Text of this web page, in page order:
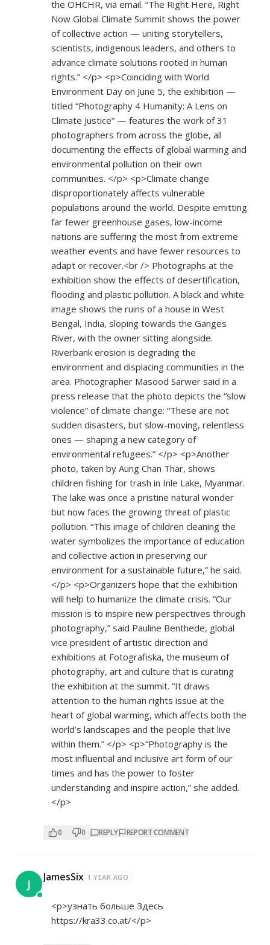
the OHCHR, via email. “The Right Here, Right
Now Global Climate Summit shows the power
of collective action — uniting storytellers,
scientists, indigenous leaders, and others to
advance climate solutions rooted in human
rights.” </p> <p>Coinciding with World
Environment Day on June 5, the exhibition —
titled “Photography 4 Humanity: A Lens on
Climate Justice” — features the work of 31
photographers from across the globe, all
documenting the effects of global warming and
environmental pollution on their own
communities. </p> <p>Climate change
disproportionately affects vulnerable
populations around the world. Despite emitting
far fewer greenhouse gases, low-income
nations are suffering the most from extreme
weather events and have fewer resources to
adapt or recover.<br /> Photographs at the
exhibition show the effects of desertification,
flooding and plastic pollution. A black and white
image shows the ruins of a house in West
Bengal, India, sloping towards the Ganges
River, with the owner sitting alongside.
Riverbank erosion is degrading the
environment and displacing communities in the
area. Photographer Masood Sarwer said in a
press release that the photo depicts the “slow
violence” of climate change: “These are not
sudden disasters, but slow-moving, relentless
ones — shaping a new category of
environmental refugees.” </p> <p>Another
photo, taken by Aung Chan Thar, shows
children fishing for trash in Inle Lake, Myanmar.
The lake was once a pristine natural wonder
but now faces the growing threat of plastic
pollution. “This image of children cleaning the
water symbolizes the importance of education
and collective action in preserving our
environment for a sustainable future,” he said.
</p> <p>Organizers hope that the exhibition
will help to humanize the climate crisis. “Our
mission is to inspire new perspectives through
photography,” said Pauline Benthede, global
vice president of artistic direction and
exhibitions at Fotografiska, the museum of
photography, art and culture that is curating
the exhibition at the summit. “It draws
attention to the human rights issue at the
heart of global warming, which affects both the
world’s landscapes and the people that live
within them.” </p> <p>“Photography is the
most influential and inclusive art form of our
times and has the power to foster
understanding and inspire action,” she added.
</p>
0 0 REPLY REPORT COMMENT
J JamesSix 1 YEAR AGO
<p>узнать больше Здесь
https://kra33.co.at/</p>